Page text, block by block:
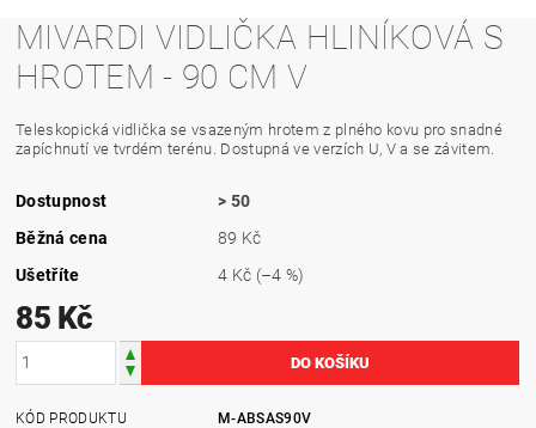
MIVARDI VIDLIČKA HLINÍKOVÁ S
HROTEM - 90 CM V
Teleskopická vidlička se vsazeným hrotem z plného kovu pro snadné
zapíchnutí ve tvrdém terénu. Dostupná ve verzích U, V a se závitem.
Dostupnost
> 50
Běžná cena
89 Kč
Ušetříte
4 Kč (–4 %)
85 Kč
KÓD PRODUKTU
M-ABSAS90V